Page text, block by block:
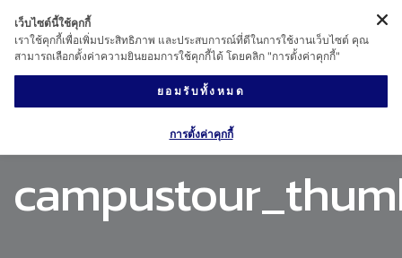
เว็บไซต์นี้ใช้คุกกี้
เราใช้คุกกี้เพื่อเพิ่มประสิทธิภาพ และประสบการณ์ที่ดีในการใช้งานเว็บไซต์ คุณ
สามารถเลือกตั้งค่าความยินยอมการใช้คุกกี้ได้ โดยคลิก "การตั้งค่าคุกกี้"
ยอมรับทั้งหมด
การตั้งค่าคุกกี้